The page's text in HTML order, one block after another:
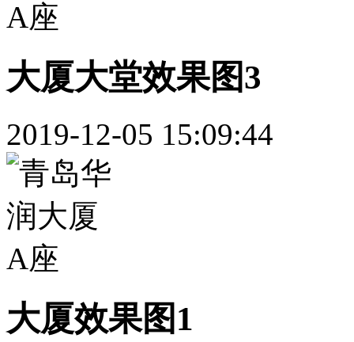
大厦大堂效果图3
2019-12-05 15:09:44
大厦效果图1